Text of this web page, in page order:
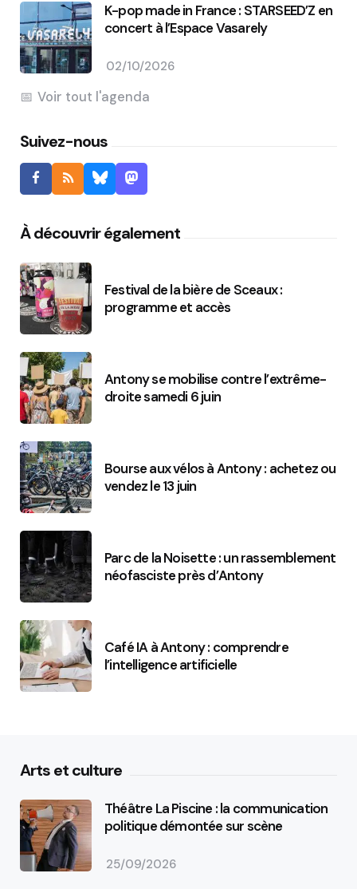
K-pop made in France : STARSEED’Z en
concert à l’Espace Vasarely
02/10/2026
Voir tout l'agenda
Suivez-nous
À découvrir également
Festival de la bière de Sceaux :
programme et accès
Antony se mobilise contre l’extrême-
droite samedi 6 juin
Bourse aux vélos à Antony : achetez ou
vendez le 13 juin
Parc de la Noisette : un rassemblement
néofasciste près d’Antony
Café IA à Antony : comprendre
l’intelligence artificielle
Arts et culture
Théâtre La Piscine : la communication
politique démontée sur scène
25/09/2026